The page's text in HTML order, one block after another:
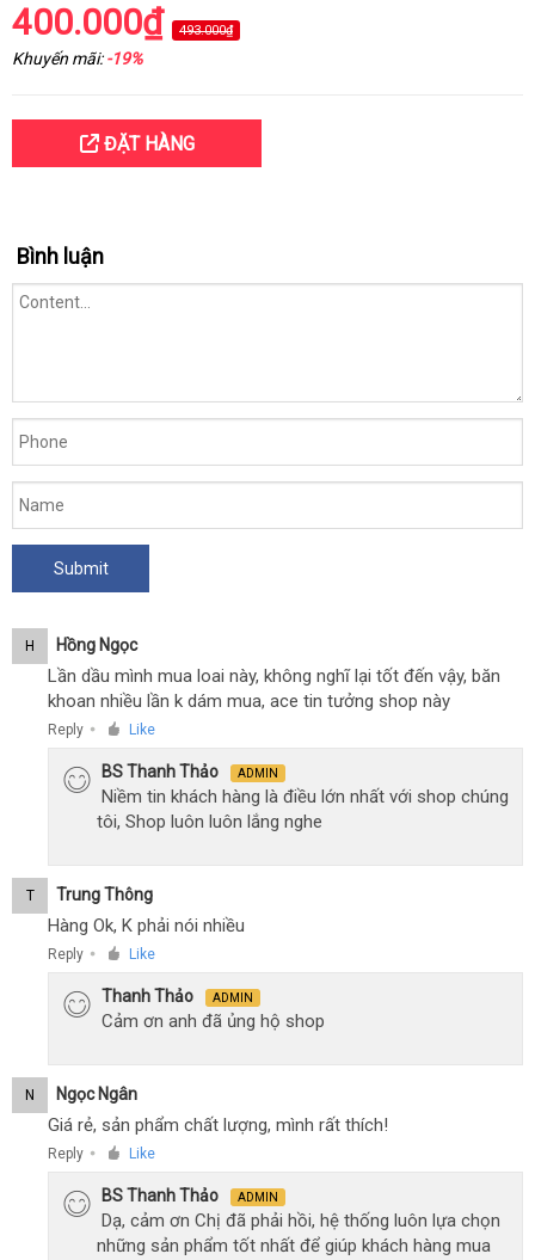
400.000₫ 493.000₫
Khuyến mãi:-19%
ĐẶT HÀNG
Bình luận
H Hồng Ngọc
Lần dầu mình mua loai này, không nghĩ lại tốt đến vậy, băn
khoan nhiều lần k dám mua, ace tin tưởng shop này
Reply ● Like
BS Thanh Thảo ADMIN
Niềm tin khách hàng là điều lớn nhất với shop chúng
tôi, Shop luôn luôn lắng nghe
T Trung Thông
Hàng Ok, K phải nói nhiều
Reply ● Like
Thanh Thảo ADMIN
Cảm ơn anh đã ủng hộ shop
N Ngọc Ngân
Giá rẻ, sản phẩm chất lượng, mình rất thích!
Reply ● Like
BS Thanh Thảo ADMIN
Dạ, cảm ơn Chị đã phải hồi, hệ thống luôn lựa chọn
những sản phẩm tốt nhất để giúp khách hàng mua